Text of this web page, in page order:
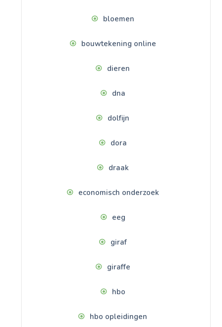
bloemen
bouwtekening online
dieren
dna
dolfijn
dora
draak
economisch onderzoek
eeg
giraf
giraffe
hbo
hbo opleidingen